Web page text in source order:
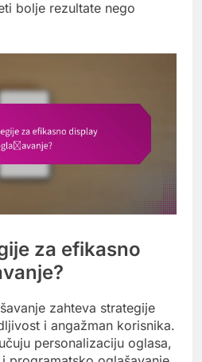
bolje rezultate nego
za efikasno
zahteva strategije
i angažman korisnika.
personalizaciju oglasa,